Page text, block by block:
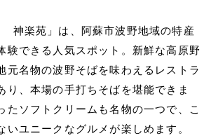
楽苑」は、阿蘇市波野地域の特産
験できる人気スポット。新鮮な高原野
元名物の波野そばを味わえるレストラ
り、本場の手打ちそばを堪能できま
たソフトクリームも名物の一つで、こ
いユニークなグルメが楽しめます。